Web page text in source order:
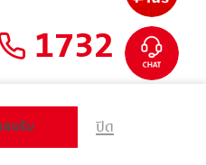
1732
เว็บไซต์
มรับ ปิด